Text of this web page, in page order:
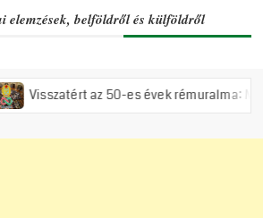
elemzések, belföldről és külföldről
az 50-es évek rémuralma: Megszavazta